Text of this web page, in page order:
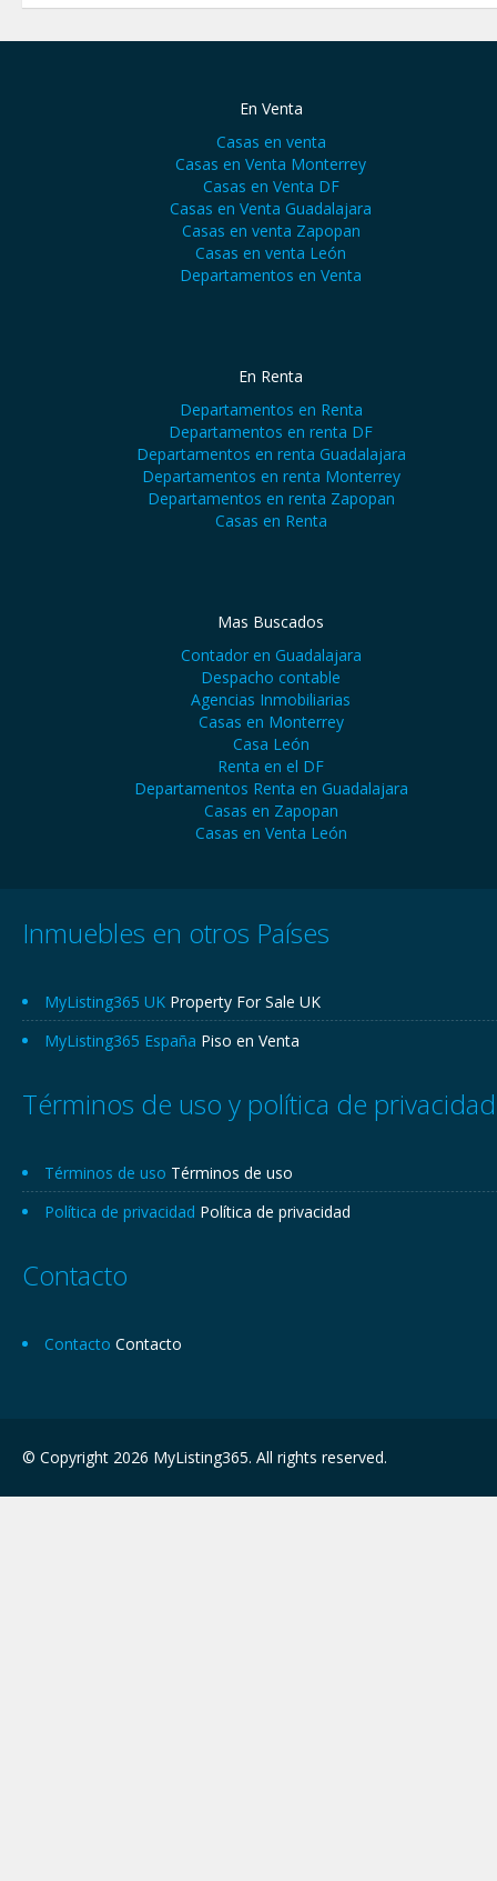
En Venta
Casas en venta
Casas en Venta Monterrey
Casas en Venta DF
Casas en Venta Guadalajara
Casas en venta Zapopan
Casas en venta León
Departamentos en Venta
En Renta
Departamentos en Renta
Departamentos en renta DF
Departamentos en renta Guadalajara
Departamentos en renta Monterrey
Departamentos en renta Zapopan
Casas en Renta
Mas Buscados
Contador en Guadalajara
Despacho contable
Agencias Inmobiliarias
Casas en Monterrey
Casa León
Renta en el DF
Departamentos Renta en Guadalajara
Casas en Zapopan
Casas en Venta León
Inmuebles en otros Países
MyListing365 UK Property For Sale UK
MyListing365 España Piso en Venta
Términos de uso y política de privacidad
Términos de uso Términos de uso
Política de privacidad Política de privacidad
Contacto
Contacto Contacto
© Copyright 2026 MyListing365. All rights reserved.